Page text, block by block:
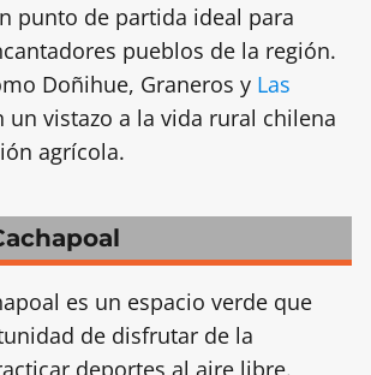
punto de partida ideal para
pueblos de la región.
Doñihue, Graneros y Las
un vistazo a la vida rural chilena
agrícola.
es un espacio verde que
de disfrutar de la
deportes al aire libre.